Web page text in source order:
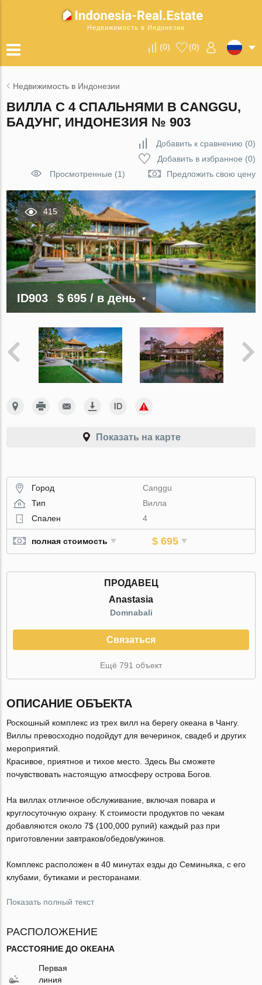
Недвижимость в Индонезии
(0) (0)
Недвижимость в Индонезии
ВИЛЛА С 4 СПАЛЬНЯМИ В CANGGU,
БАДУНГ, ИНДОНЕЗИЯ № 903
Добавить к сравнению (0)
Добавить в избранное (0)
Просмотренные (1)
Предложить свою цену
415
ID903 $ 695/ в день
Показать на карте
Город
Canggu
Тип
Вилла
Спален
4
полная стоимость $ 695
ПРОДАВЕЦ
Anastasia
Domnabali
Связаться
Ещё 791 объект
ОПИСАНИЕ ОБЪЕКТА
Роскошный комплекс из трех вилл на берегу океана в Чангу.
Виллы превосходно подойдут для вечеринок, свадеб и других
мероприятий.
Красивое, приятное и тихое место. Здесь Вы сможете
почувствовать настоящую атмосферу острова Богов.
На виллах отличное обслуживание, включая повара и
круглосуточную охрану. К стоимости продуктов по чекам
добавляются около 7$ (100,000 рупий) каждый раз при
приготовлении завтраков/обедов/ужинов.
Комплекс расположен в 40 минутах езды до Семиньяка, с его
клубами, бутиками и ресторанами.
Показать полный текст
РАСПОЛОЖЕНИЕ
РАССТОЯНИЕ ДО ОКЕАНА
Первая
линия